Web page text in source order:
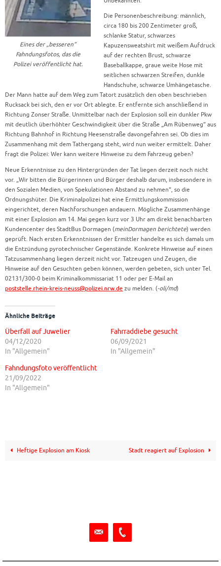
Eines der „besseren“
Fahndungsfotos, das die
Polizei veröffentlicht hat.
Die Personenbeschreibung: männlich,
circa 180 bis 200 Zentimeter groß,
schlanke Statur, schwarzes
Kapuzensweatshirt mit weißem Aufdruck
auf der rechten Brust, schwarze
Baseballkappe, graue weite Hose mit
seitlichen schwarzen Streifen, dunkle
Handschuhe, schwarze Umhängetasche.
Der Mann hatte auf dem Weg zum Tatort zusätzlich den oben beschrieben
Rucksack bei sich, den er vor Ort ablegte. Er entfernte sich anschließend in
Richtung Zonser Straße. Unmittelbar nach der Explosion soll ein dunkler Pkw
mit deutlich überhöhter Geschwindigkeit über die Straße „Am Rübenweg“ aus
Richtung Bahnhof in Richtung Heesenstraße davongefahren sei. Ob dies im
Zusammenhang mit dem Tathergang steht, wird nun weiter ermittelt. Daher
fragt die Polizei: Wer kann weitere Hinweise zu dem Fahrzeug geben?
Neue Erkenntnisse zu den Hintergründen der Tat liegen derzeit noch nicht
vor. „Wir bitten die Bürgerinnen und Bürger deshalb darum, insbesondere in
den Sozialen Medien, von Spekulationen Abstand zu nehmen“, so die
Ordnungshüter. Die Kriminalpolizei hat eine Ermittlungskommission
eingerichtet, deren Nachforschungen andauern. Mögliche Zusammenhänge
mit einer Explosion am 14. Mai gegen kurz vor 3 Uhr am direkt benachbarten
Kundencenter des StadtBus Dormagen (meinDormagen berichtete) werden
geprüft. Nach ersten Erkenntnissen der Ermittler handelte es sich damals um
die Entzündung pyrotechnischer Gegenstände. Konkrete Hinweise auf einen
Tatzusammenhang liegen derzeit nicht vor. Tatzeugen und Zeugen, die
Hinweise auf den Gesuchten geben können, werden gebeten, sich unter Tel.
02131/300-0 beim Kriminalkommissariat 11 oder per E-Mail an
poststelle.rhein-kreis-neuss@polizei.nrw.de zu melden. (-oli/md)
Ähnliche Beiträge
Überfall auf Juwelier
04/12/2020
In "Allgemein"
Fahrraddiebe gesucht
06/09/2021
In "Allgemein"
Fahndungsfoto veröffentlicht
21/09/2022
In "Allgemein"
Heftige Explosion am Kiosk Stadt reagiert auf Explosion